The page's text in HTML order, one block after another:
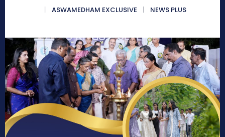
ASWAMEDHAM EXCLUSIVE
NEWS PLUS